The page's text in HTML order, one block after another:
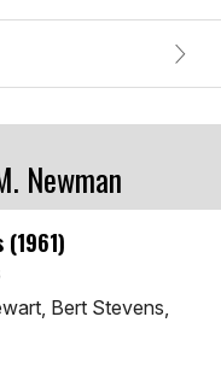
Newman
(1961)
Bert Stevens,